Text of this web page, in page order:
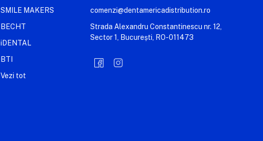
SMILE MAKERS
BECHT
iDENTAL
BTI
Vezi tot
comenzi@dentamericadistribution.ro
Strada Alexandru Constantinescu nr. 12,
Sector 1, București, RO-011473